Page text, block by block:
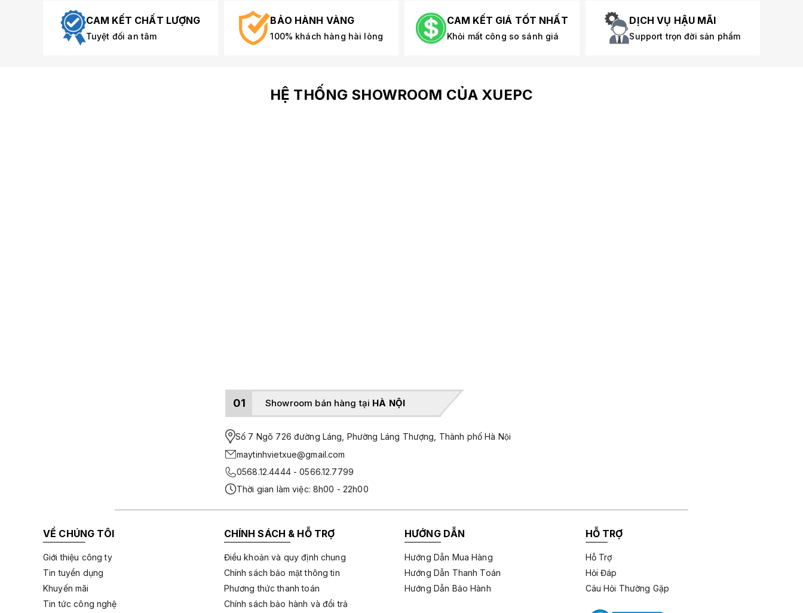
CAM KẾT CHẤT LƯỢNG
Tuyệt đối an tâm
BẢO HÀNH VÀNG
100% khách hàng hài lòng
CAM KẾT GIÁ TỐT NHẤT
Khỏi mất công so sánh giá
DỊCH VỤ HẬU MÃI
Support trọn đời sản phẩm
HỆ THỐNG SHOWROOM CỦA XUEPC
01 Showroom bán hàng tại HÀ NỘI
Số 7 Ngõ 726 đường Láng, Phường Láng Thượng, Thành phố Hà Nội
maytinhvietxue@gmail.com
0568.12.4444 - 0566.12.7799
Thời gian làm việc: 8h00 - 22h00
VỀ CHÚNG TÔI
Giới thiệu công ty
Tin tuyển dụng
Khuyến mãi
Tin tức công nghệ
CHÍNH SÁCH & HỖ TRỢ
Điều khoản và quy định chung
Chính sách bảo mật thông tin
Phương thức thanh toán
Chính sách bảo hành và đổi trả
HƯỚNG DẪN
Hướng Dẫn Mua Hàng
Hướng Dẫn Thanh Toán
Hướng Dẫn Bảo Hành
HỖ TRỢ
Hỗ Trợ
Hỏi Đáp
Câu Hỏi Thường Gặp